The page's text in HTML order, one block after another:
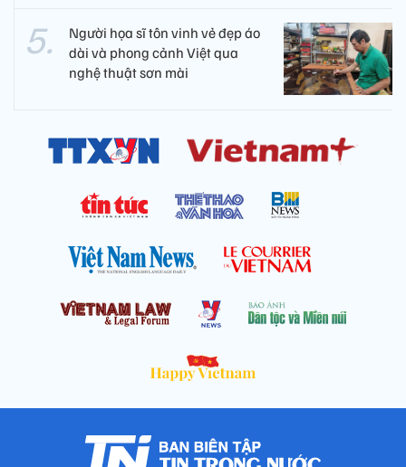
Người họa sĩ tôn vinh vẻ đẹp áo
dài và phong cảnh Việt qua
nghệ thuật sơn mài